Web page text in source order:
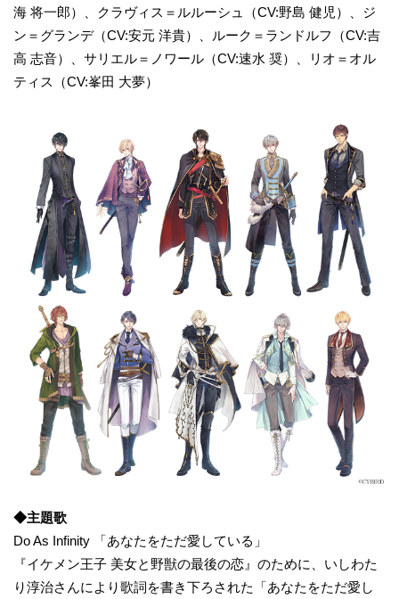
海 将一郎）、クラヴィス＝ルルーシュ（CV:野島 健児）、ジ
ン＝グランデ（CV:安元 洋貴）、ルーク＝ランドルフ（CV:吉
高 志音）、サリエル＝ノワール（CV:速水 奨）、リオ＝オル
ティス（CV:峯田 大夢）
◆主題歌
Do As Infinity 「あなたをただ愛している」
『イケメン王子 美女と野獣の最後の恋』のために、いしわた
り淳治さんにより歌詞を書き下ろされた「あなたをただ愛し